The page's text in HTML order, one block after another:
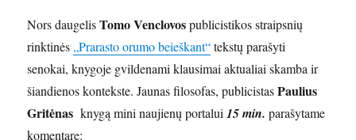
Nors daugelisTomo Venclovospublicistikos straipsnių
rinktinės „Prarasto orumo beieškant“tekstų parašyti
senokai, knygoje gvildenami klausimai aktualiai skamba ir
šiandienos kontekste. Jaunas filosofas, publicistasPaulius
Gritėnas knygą mini naujienų portalui 15 min. parašytame
komentare: